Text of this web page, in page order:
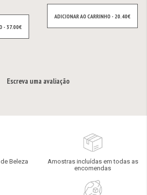
- 37.00€
ADICIONAR AO CARRINHO - 20.40€
Escreva uma avaliação
Beleza
Amostras incluídas em todas as
encomendas